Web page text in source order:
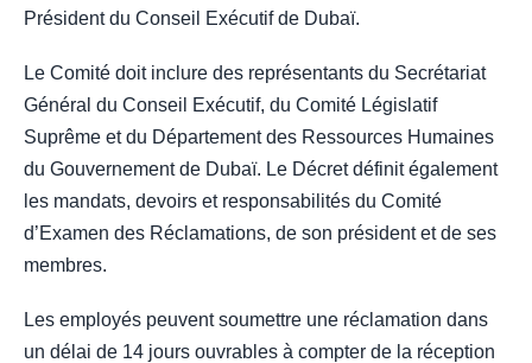
Président du Conseil Exécutif de Dubaï.
Le Comité doit inclure des représentants du Secrétariat
Général du Conseil Exécutif, du Comité Législatif
Suprême et du Département des Ressources Humaines
du Gouvernement de Dubaï. Le Décret définit également
les mandats, devoirs et responsabilités du Comité
d’Examen des Réclamations, de son président et de ses
membres.
Les employés peuvent soumettre une réclamation dans
un délai de 14 jours ouvrables à compter de la réception